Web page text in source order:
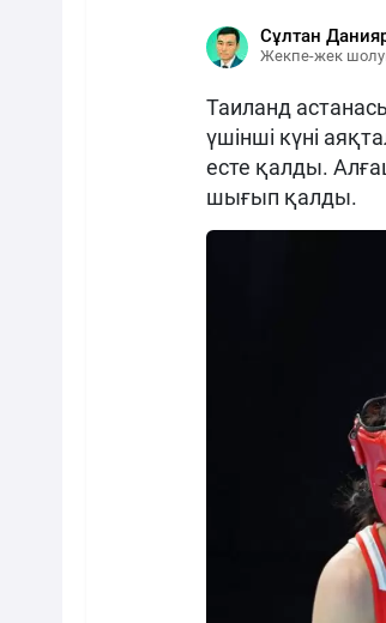
Сұлтан
Жекпе-жек
Таиланд
үшінші күні
есте қалды.
шығып қалды.